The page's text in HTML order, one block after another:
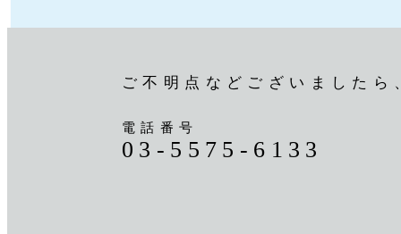
ご不明点などございました
電話番号
03-5575-6133